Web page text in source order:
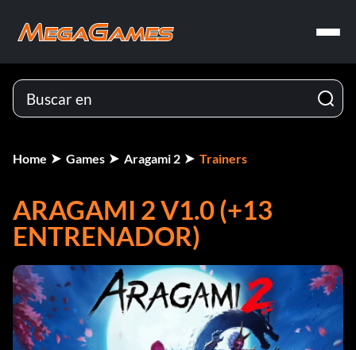
Home Games Aragami 2 Trainers
ARAGAMI 2 V1.0 (+13
ENTRENADOR)